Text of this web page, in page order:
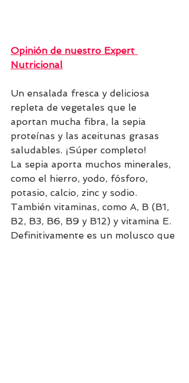
Opinión de nuestro Expert
Nutricional
Un ensalada fresca y deliciosa
repleta de vegetales que le
aportan mucha fibra, la sepia
proteínas y las aceitunas grasas
saludables. ¡Súper completo!
La sepia aporta muchos minerales,
como el hierro, yodo, fósforo,
potasio, calcio, zinc y sodio.
También vitaminas, como A, B (B1,
B2, B3, B6, B9 y B12) y vitamina E.
Definitivamente es un molusco que